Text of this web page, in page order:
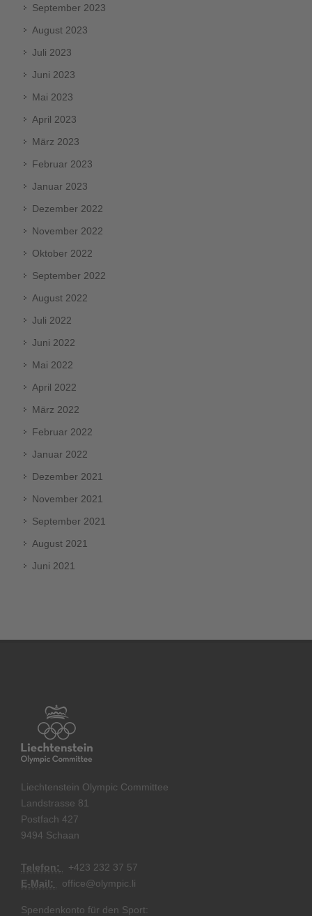
September 2023
August 2023
Juli 2023
Juni 2023
Mai 2023
April 2023
März 2023
Februar 2023
Januar 2023
Dezember 2022
November 2022
Oktober 2022
September 2022
August 2022
Juli 2022
Juni 2022
Mai 2022
April 2022
März 2022
Februar 2022
Januar 2022
Dezember 2021
November 2021
September 2021
August 2021
Juni 2021
Liechtenstein Olympic Committee
Landstrasse 81
Postfach 427
9494 Schaan
Telefon: +423 232 37 57
E-Mail:
office@olympic.li
Spendenkonto für den Sport: